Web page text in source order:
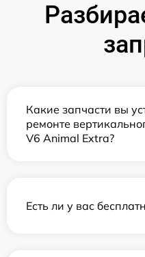
Какие запчасти вы
ремонте
V6 Animal Extra?
Есть ли у вас